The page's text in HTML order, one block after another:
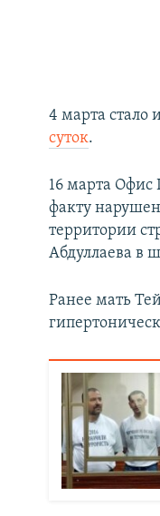
4 марта стало
суток.
16 марта Офис
факту
территории
Абдуллаева в
Ранее мать